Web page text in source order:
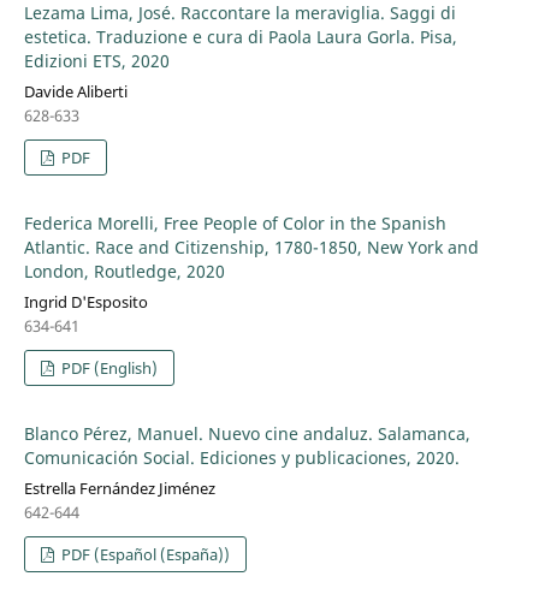
Lezama Lima, José. Raccontare la meraviglia. Saggi di
estetica. Traduzione e cura di Paola Laura Gorla. Pisa,
Edizioni ETS, 2020
Davide Aliberti
628-633
PDF
Federica Morelli, Free People of Color in the Spanish
Atlantic. Race and Citizenship, 1780-1850, New York and
London, Routledge, 2020
Ingrid D'Esposito
634-641
PDF (English)
Blanco Pérez, Manuel. Nuevo cine andaluz. Salamanca,
Comunicación Social. Ediciones y publicaciones, 2020.
Estrella Fernández Jiménez
642-644
PDF (Español (España))